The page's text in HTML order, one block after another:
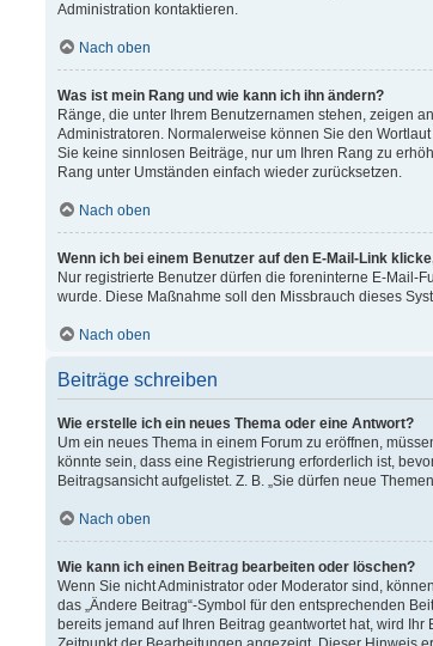
Administration kontaktieren.
Nach oben
Was ist mein Rang und wie kann ich ihn ändern?
Ränge, die unter Ihrem Benutzernamen stehen, zeigen
Administratoren. Normalerweise können Sie den
Sie keine sinnlosen Beiträge, nur um Ihren Rang zu
Rang unter Umständen einfach wieder zurücksetzen.
Nach oben
Wenn ich bei einem Benutzer auf den E-Mail-Link
Nur registrierte Benutzer dürfen die foreninterne E-Mail-
wurde. Diese Maßnahme soll den Missbrauch dieses
Nach oben
Beiträge schreiben
Wie erstelle ich ein neues Thema oder eine Antwort?
Um ein neues Thema in einem Forum zu eröffnen,
könnte sein, dass eine Registrierung erforderlich ist,
Beitragsansicht aufgelistet. Z. B. „Sie dürfen neue
Nach oben
Wie kann ich einen Beitrag bearbeiten oder löschen?
Wenn Sie nicht Administrator oder Moderator sind,
das „Ändere Beitrag“-Symbol für den entsprechenden
bereits jemand auf Ihren Beitrag geantwortet hat, wird